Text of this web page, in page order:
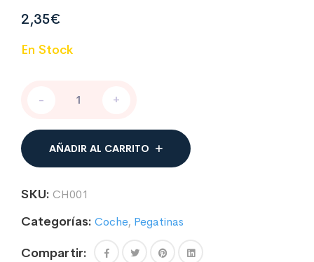
2,35€
En Stock
MATRICULA
EUROPEA
ESPAÑA
PLACA
ADHESIVO
cantidad
- +
AÑADIR AL CARRITO
SKU: CH001
Categorías: Coche, Pegatinas
Compartir: